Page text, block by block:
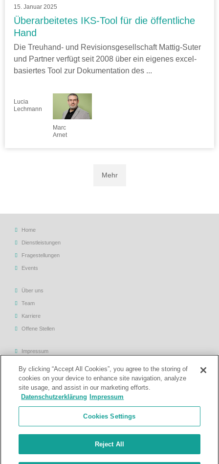
15. Januar 2025
Überarbeitetes IKS-Tool für die öffentliche
Hand
Die Treuhand- und Revisionsgesellschaft Mattig-Suter
und Partner verfügt seit 2008 über ein eigenes excel-
basiertes Tool zur Dokumentation des ...
Lucia
Lechmann
Marc
Arnet
Mehr
Home
Dienstleistungen
Fragestellungen
Events
Über uns
Team
Karriere
Offene Stellen
Impressum
Datenschutzerklärung
Rechtliche Hinweise
By clicking “Accept All Cookies”, you agree to the storing of
cookies on your device to enhance site navigation, analyze
site usage, and assist in our marketing efforts.
Datenschutzerklärung
Impressum
Cookies Settings
Reject All